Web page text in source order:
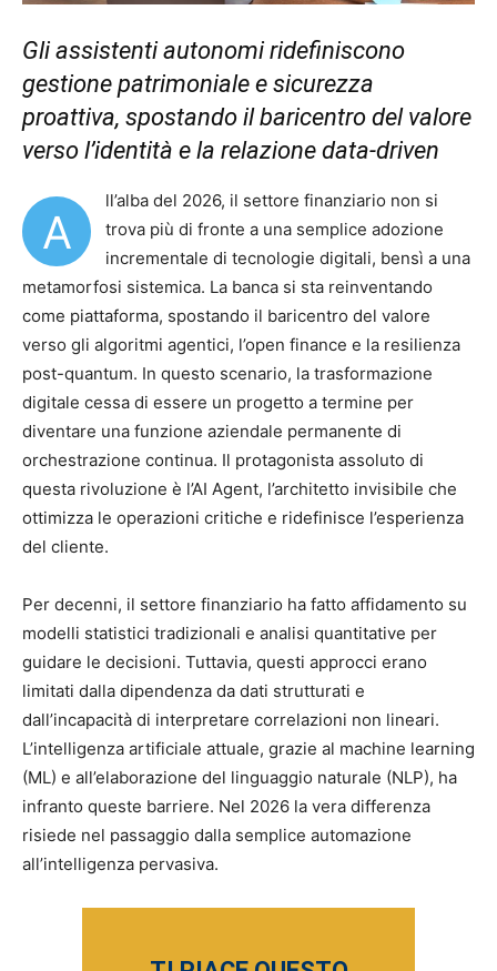
Gli assistenti autonomi ridefiniscono
gestione patrimoniale e sicurezza
proattiva, spostando il baricentro del valore
verso l’identità e la relazione data-driven
A
ll’alba del 2026, il settore finanziario non si
trova più di fronte a una semplice adozione
incrementale di tecnologie digitali, bensì a una
metamorfosi sistemica. La banca si sta reinventando
come piattaforma, spostando il baricentro del valore
verso gli algoritmi agentici, l’open finance e la resilienza
post-quantum. In questo scenario, la trasformazione
digitale cessa di essere un progetto a termine per
diventare una funzione aziendale permanente di
orchestrazione continua. Il protagonista assoluto di
questa rivoluzione è l’AI Agent, l’architetto invisibile che
ottimizza le operazioni critiche e ridefinisce l’esperienza
del cliente.
Per decenni, il settore finanziario ha fatto affidamento su
modelli statistici tradizionali e analisi quantitative per
guidare le decisioni. Tuttavia, questi approcci erano
limitati dalla dipendenza da dati strutturati e
dall’incapacità di interpretare correlazioni non lineari.
L’intelligenza artificiale attuale, grazie al machine learning
(ML) e all’elaborazione del linguaggio naturale (NLP), ha
infranto queste barriere. Nel 2026 la vera differenza
risiede nel passaggio dalla semplice automazione
all’intelligenza pervasiva.